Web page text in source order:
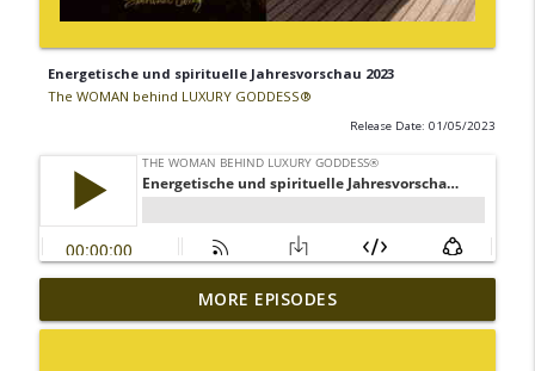
Energetische und spirituelle Jahresvorschau 2023
The WOMAN behind LUXURY GODDESS®
Release Date: 01/05/2023
Warum ich diesen Podcast pausiere
The WOMAN behind LUXURY GODDESS® info_outline
MORE EPISODES